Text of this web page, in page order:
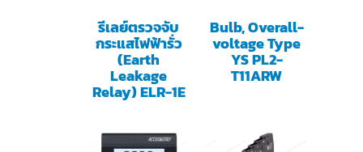
รีเลย์ตรวจจับ
กระแสไฟฟ้ารั่ว
(Earth
Leakage
Relay) ELR-1E
Bulb, Overall-
voltage Type
YS PL2-
T11ARW